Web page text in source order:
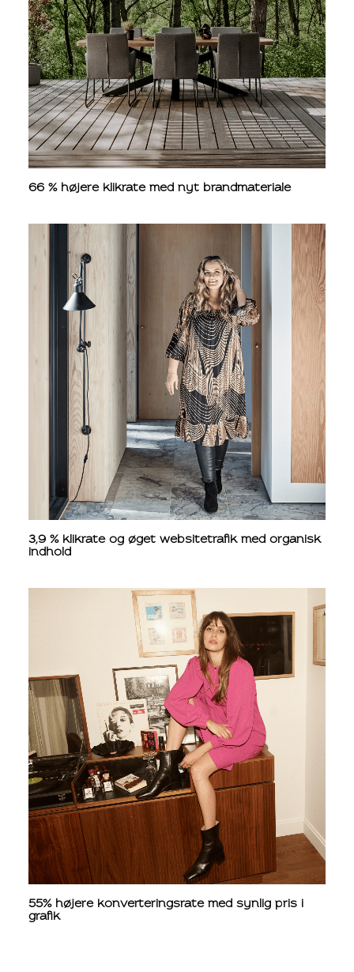
66 % højere klikrate med nyt brandmateriale
3,9 % klikrate og øget websitetrafik med organisk
indhold
55% højere konverteringsrate med synlig pris i
grafik